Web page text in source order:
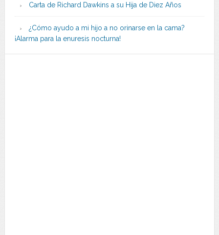
Carta de Richard Dawkins a su Hija de Diez Años
¿Cómo ayudo a mi hijo a no orinarse en la cama?
¡Alarma para la enuresis nocturna!